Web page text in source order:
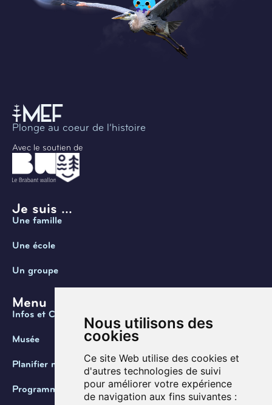
Nous utilisons des
cookies
Ce site Web utilise des cookies et
d'autres technologies de suivi
pour améliorer votre expérience
de navigation aux fins suivantes :
Plonge au coeur de l’histoire
Avec le soutien de
Je suis ...
Une famille
Une école
Un groupe
Menu
Infos et Contact
Musée
Planifier ma visite
Programmation